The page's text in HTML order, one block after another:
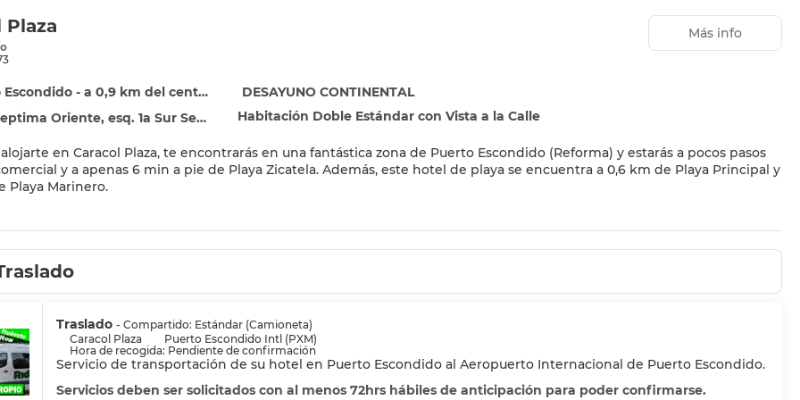
Plaza
- a 0,9 km del centro
DESAYUNO CONTINENTAL
esq. 1a Sur Sector Reforma, Puerto Escondido 71980
Habitación Doble Estándar con Vista a la Calle
en Caracol Plaza, te encontrarás en una fantástica zona de Puerto Escondido (Reforma) y estarás a pocos pasos
6 min a pie de Playa Zicatela. Además, este hotel de playa se encuentra a 0,6 km de Playa Principal y
Playa Marinero.
turística (adquisición de entradas) y un salón de eventos.
como en tu propia casa en cualquiera de las 192 habitaciones. Las habitaciones disponen de balcón. El baño privado con
de un servicio de limpieza disponible todos los días.
de cocina internacional en LA CAVA, restaurante con un bar o lounge, aunque también puedes llamar al servicio de
con horario limitado. Mientras te das un chapuzón puedes pedir tu bebida favorita en el bar en la piscina de este
un desayuno continental todos los días de 07:30 a 12:00 con un coste adicional.
Más info
Traslado - Compartido: Estándar (Camioneta)
Caracol Plaza
Puerto Escondido Intl (PXM)
Hora de recogida: Pendiente de confirmación
Servicio de transportación de su hotel en Puerto Escondido al Aeropuerto Internacional de Puerto Escondido.
Servicios deben ser solicitados con al menos 72hrs hábiles de anticipación para poder confirmarse.